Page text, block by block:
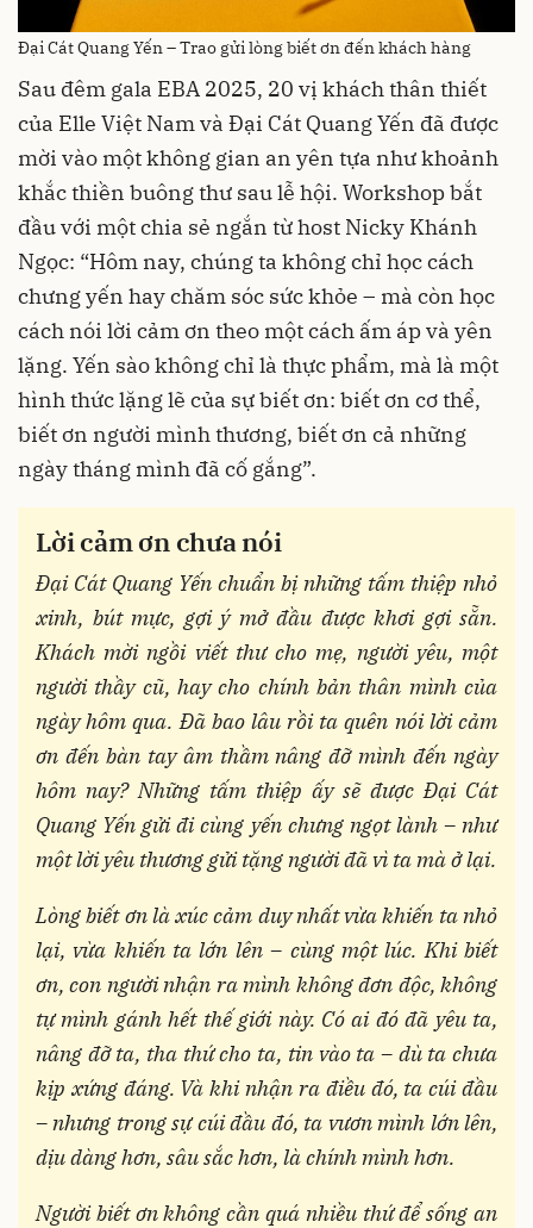
Đại Cát Quang Yến – Trao gửi lòng biết ơn đến khách hàng
Sau đêm gala EBA 2025, 20 vị khách thân thiết
của Elle Việt Nam và Đại Cát Quang Yến đã được
mời vào một không gian an yên tựa như khoảnh
khắc thiền buông thư sau lễ hội. Workshop bắt
đầu với một chia sẻ ngắn từ host Nicky Khánh
Ngọc: “Hôm nay, chúng ta không chỉ học cách
chưng yến hay chăm sóc sức khỏe – mà còn học
cách nói lời cảm ơn theo một cách ấm áp và yên
lặng. Yến sào không chỉ là thực phẩm, mà là một
hình thức lặng lẽ của sự biết ơn: biết ơn cơ thể,
biết ơn người mình thương, biết ơn cả những
ngày tháng mình đã cố gắng”.
Lời cảm ơn chưa nói
Đại Cát Quang Yến chuẩn bị những tấm thiệp nhỏ
xinh, bút mực, gợi ý mở đầu được khơi gợi sẵn.
Khách mời ngồi viết thư cho mẹ, người yêu, một
người thầy cũ, hay cho chính bản thân mình của
ngày hôm qua. Đã bao lâu rồi ta quên nói lời cảm
ơn đến bàn tay âm thầm nâng đỡ mình đến ngày
hôm nay? Những tấm thiệp ấy sẽ được Đại Cát
Quang Yến gửi đi cùng yến chưng ngọt lành – như
một lời yêu thương gửi tặng người đã vì ta mà ở lại.
Lòng biết ơn là xúc cảm duy nhất vừa khiến ta nhỏ
lại, vừa khiến ta lớn lên – cùng một lúc. Khi biết
ơn, con người nhận ra mình không đơn độc, không
tự mình gánh hết thế giới này. Có ai đó đã yêu ta,
nâng đỡ ta, tha thứ cho ta, tin vào ta – dù ta chưa
kịp xứng đáng. Và khi nhận ra điều đó, ta cúi đầu
– nhưng trong sự cúi đầu đó, ta vươn mình lớn lên,
dịu dàng hơn, sâu sắc hơn, là chính mình hơn.
Người biết ơn không cần quá nhiều thứ để sống an